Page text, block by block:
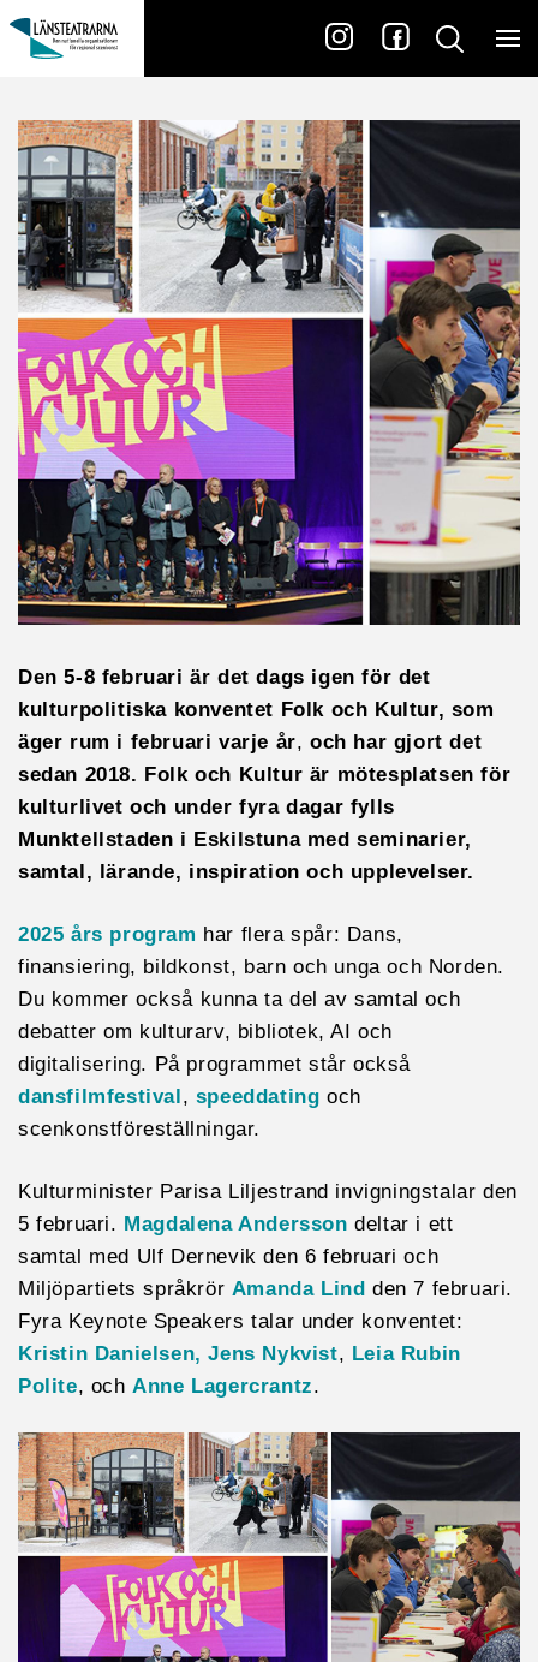
Den 5-8 februari är det dags igen för det
kulturpolitiska konventet Folk och Kultur, som
äger rum i februarivarje år,och har gjort det
sedan 2018. Folk och Kultur är mötesplatsen för
kulturlivet och under fyra dagar fylls
Munktellstaden i Eskilstuna med seminarier,
samtal, lärande, inspiration och upplevelser.
2025 års program har flera spår: Dans,
finansiering, bildkonst, barn och unga och Norden.
Du kommer också kunna ta del av samtal och
debatter om kulturarv, bibliotek, AI och
digitalisering. På programmet står också
dansfilmfestival , speeddating och
scenkonstföreställningar.
Kulturminister Parisa Liljestrand invigningstalar den
5 februari. Magdalena Andersson deltar i ett
samtal med Ulf Dernevik den 6 februari och
Miljöpartiets språkrör Amanda Lind den 7 februari.
Fyra Keynote Speakers talar under konventet:
Kristin Danielsen, Jens Nykvist, Leia Rubin
Polite, ochAnne Lagercrantz.